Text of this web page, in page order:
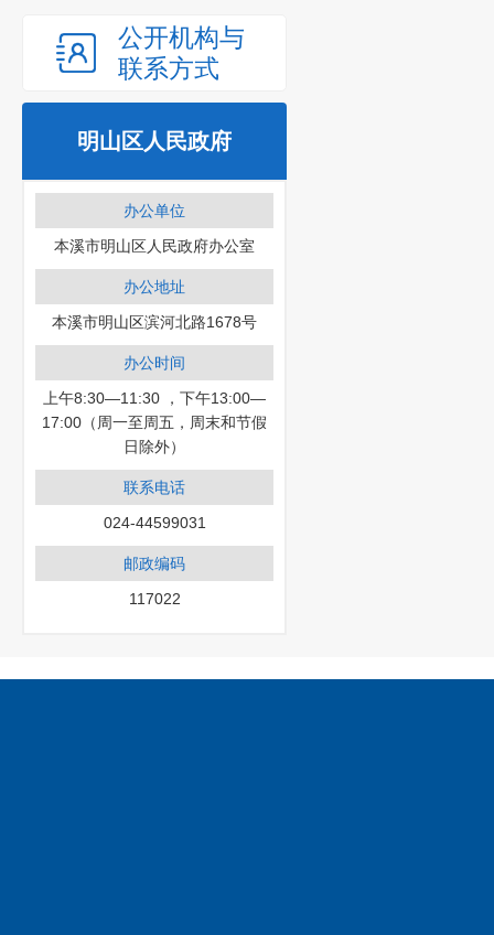
公开机构与
联系方式
明山区人民政府
办公单位
本溪市明山区人民政府办公室
办公地址
本溪市明山区滨河北路1678号
办公时间
上午8:30—11:30 ，下午13:00—
17:00（周一至周五，周末和节假
日除外）
联系电话
024-44599031
邮政编码
117022